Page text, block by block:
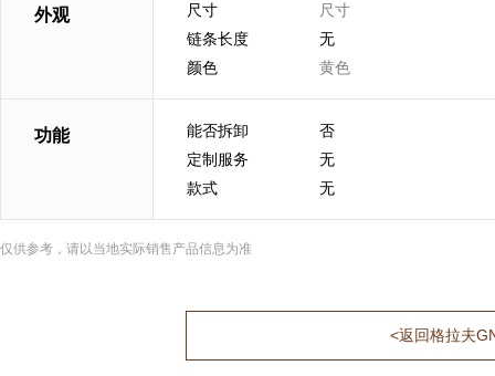
外观 尺寸
尺寸
链条长度
无
颜色
黄色
功能 能否拆卸
否
定制服务
无
款式
无
仅供参考，请以当地实际销售产品信息为准
<返回格拉夫